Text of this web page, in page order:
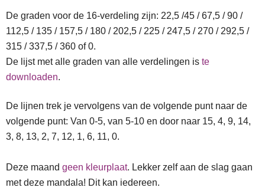
De graden voor de 16-verdeling zijn: 22,5 /45 / 67,5 / 90 /
112,5 / 135 / 157,5 / 180 / 202,5 / 225 / 247,5 / 270 / 292,5 /
315 / 337,5 / 360 of 0.
De lijst met alle graden van alle verdelingen is te
downloaden.
De lijnen trek je vervolgens van de volgende punt naar de
volgende punt: Van 0-5, van 5-10 en door naar 15, 4, 9, 14,
3, 8, 13, 2, 7, 12, 1, 6, 11, 0.
Deze maand geen kleurplaat. Lekker zelf aan de slag gaan
met deze mandala! Dit kan iedereen.